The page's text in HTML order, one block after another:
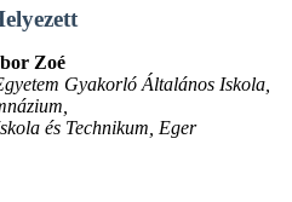
Zoé
Gyakorló Általános Iskola,
és Technikum, Eger